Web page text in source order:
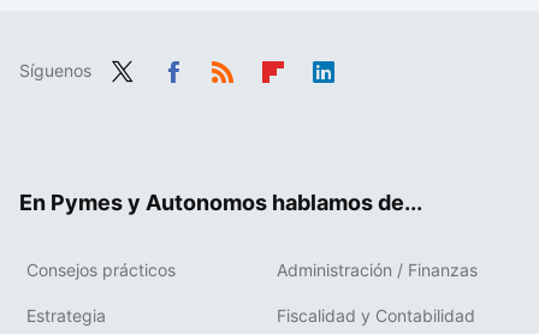
Síguenos
En Pymes y Autonomos hablamos de...
Consejos prácticos Administración / Finanzas
Estrategia Fiscalidad y Contabilidad